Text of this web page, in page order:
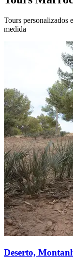
Tours personalizados
medida
Deserto,